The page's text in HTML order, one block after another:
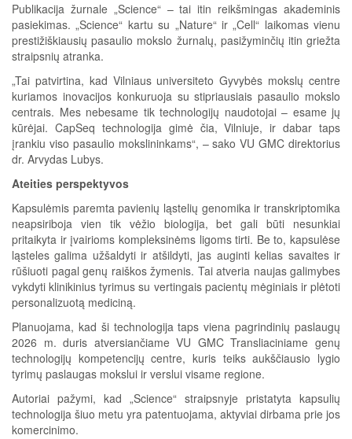
Publikacija žurnale „Science“ – tai itin reikšmingas akademinis
pasiekimas. „Science“ kartu su „Nature“ ir „Cell“ laikomas vienu
prestižiškiausių pasaulio mokslo žurnalų, pasižyminčių itin griežta
straipsnių atranka.
„Tai patvirtina, kad Vilniaus universiteto Gyvybės mokslų centre
kuriamos inovacijos konkuruoja su stipriausiais pasaulio mokslo
centrais. Mes nebesame tik technologijų naudotojai – esame jų
kūrėjai. CapSeq technologija gimė čia, Vilniuje, ir dabar taps
įrankiu viso pasaulio mokslininkams“, – sako VU GMC direktorius
dr. Arvydas Lubys.
Ateities perspektyvos
Kapsulėmis paremta pavienių ląstelių genomika ir transkriptomika
neapsiriboja vien tik vėžio biologija, bet gali būti nesunkiai
pritaikyta ir įvairioms kompleksinėms ligoms tirti. Be to, kapsulėse
ląsteles galima užšaldyti ir atšildyti, jas auginti kelias savaites ir
rūšiuoti pagal genų raiškos žymenis. Tai atveria naujas galimybes
vykdyti klinikinius tyrimus su vertingais pacientų mėginiais ir plėtoti
personalizuotą mediciną.
Planuojama, kad ši technologija taps viena pagrindinių paslaugų
2026 m. duris atversiančiame VU GMC Transliaciniame genų
technologijų kompetencijų centre, kuris teiks aukščiausio lygio
tyrimų paslaugas mokslui ir verslui visame regione.
Autoriai pažymi, kad „Science“ straipsnyje pristatyta kapsulių
technologija šiuo metu yra patentuojama, aktyviai dirbama prie jos
komercinimo.